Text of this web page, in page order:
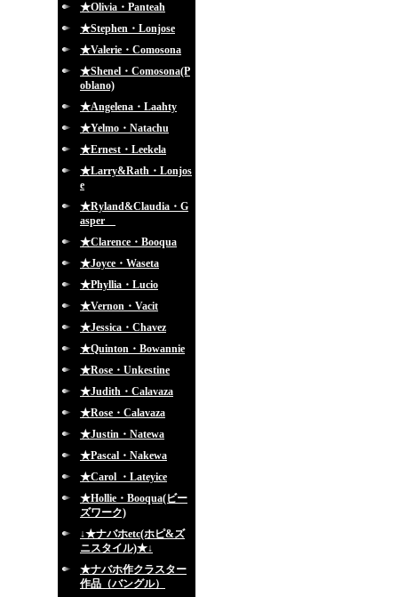
★Olivia・Panteah
★Stephen・Lonjose
★Valerie・Comosona
★Shenel・Comosona(P
oblano)
★Angelena・Laahty
★Yelmo・Natachu
★Ernest・Leekela
★Larry&Rath・Lonjos
e
★Ryland&Claudia・G
asper
★Clarence・Booqua
★Joyce・Waseta
★Phyllia・Lucio
★Vernon・Vacit
★Jessica・Chavez
★Quinton・Bowannie
★Rose・Unkestine
★Judith・Calavaza
★Rose・Calavaza
★Justin・Natewa
★Pascal・Nakewa
★Carol ・Lateyice
★Hollie・Booqua(ビー
ズワーク)
↓★ナバホetc(ホピ&ズ
ニスタイル)★↓
★ナバホ作クラスター
作品（バングル）